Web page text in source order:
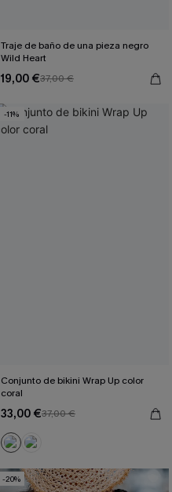
Traje de baño de una pieza negro
Wild Heart
19,00 €37,00 €
-11%
Conjunto de bikini Wrap Up color
coral
33,00 €37,00 €
-20%